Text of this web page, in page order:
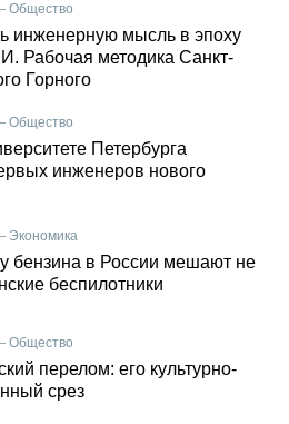
Общество
инженерную мысль в эпоху
Рабочая методика Санкт-
Горного
Общество
Петербурга
инженеров нового
Экономика
бензина в России мешают не
беспилотники
Общество
перелом: его культурно-
срез